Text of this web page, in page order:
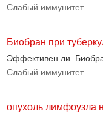
Слабый иммунитет
Биобран при
Эффективен ли
Слабый иммунитет
опухоль лимфоузла